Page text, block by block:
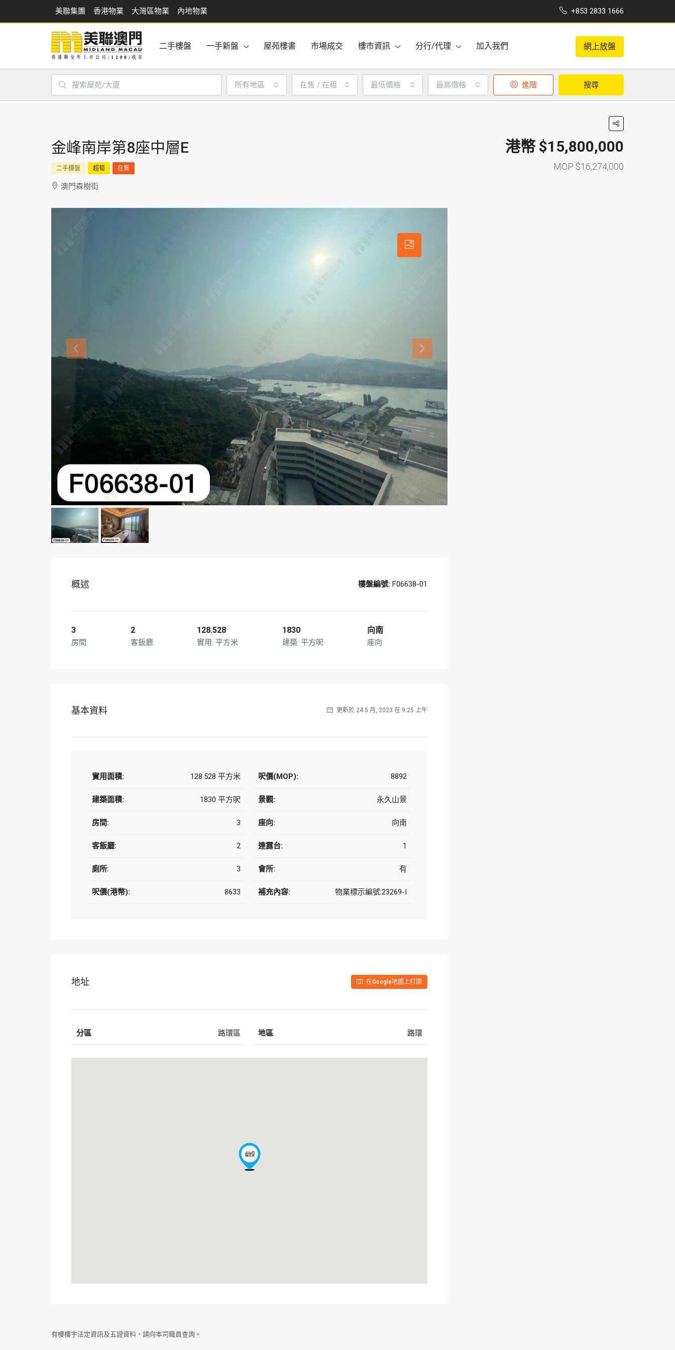
美聯集團 香港物業 大灣區物業 內地物業 +853 2833 1666
二手樓盤 一手新盤 屋苑樓書 市場成交 樓市資訊 分行/代理 加入我們 網上放盤
所有地區 在售 / 在租 最低價格 最高價格 進階 搜尋
金峰南岸第8座中層E $15,800,000
$16,274,000
二手樓盤 超筍 在售
澳門森樹街
概述 樓盤編號: F06638-01
3
房間
2
客飯廳
128.528
平方米
1830
平方呎
向南
座向
基本資料 更新於 24 5 月, 2023 在 9:25 上午
實用面積: 128.528 平方米
建築面積: 1830 平方呎
房間: 3
客飯廳: 2
廁所: 3
呎價(港幣): 8633
呎價(MOP): 8892
景觀: 永久山景
座向: 向南
連露台: 1
會所: 有
補充內容: 物業標示編號:23269-I
地址 在Google地圖上打開
分區 路環區 地區 路環
有樓樓宇法定資訊及五證資料，請向本司職員查詢。